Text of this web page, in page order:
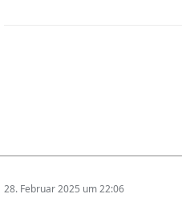
28. Februar 2025 um 22:06